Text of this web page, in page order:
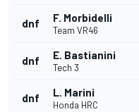
dnf F. Morbidelli
Team VR46
dnf E. Bastianini
Tech 3
dnf L. Marini
Honda HRC